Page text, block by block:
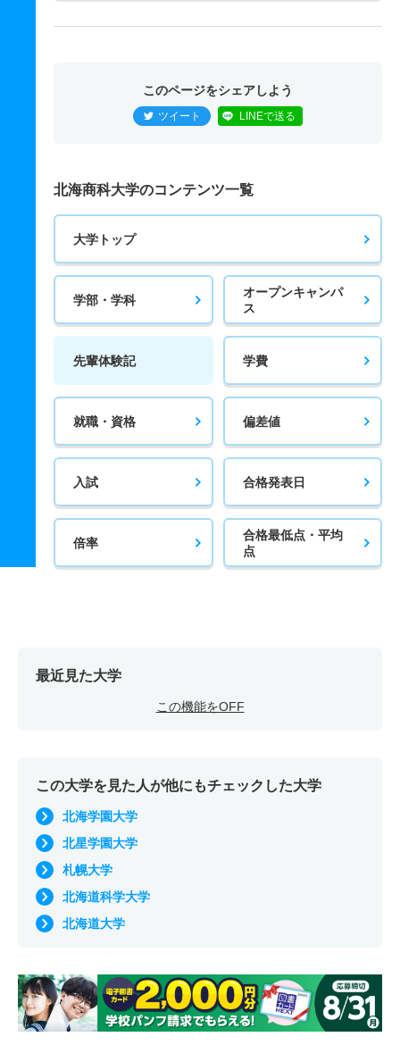
このページをシェアしよう
ツイート LINEで送る
北海商科大学のコンテンツ一覧
大学トップ
学部・学科
オープンキャンパ
ス
先輩体験記 学費
就職・資格 偏差値
入試 合格発表日
倍率
合格最低点・平均
点
最近見た大学
この機能をOFF
この大学を見た人が他にもチェックした大学
北海学園大学
北星学園大学
札幌大学
北海道科学大学
北海道大学